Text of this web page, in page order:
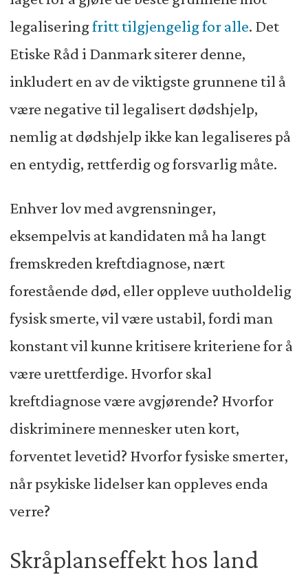
legaliseringfritt tilgjengelig for alle. Det
Etiske Råd i Danmark siterer denne,
inkludert en av de viktigste grunnene til å
være negative til legalisert dødshjelp,
nemlig at dødshjelp ikke kan legaliseres på
en entydig, rettferdig og forsvarlig måte.
Enhver lov med avgrensninger,
eksempelvis at kandidaten må ha langt
fremskreden kreftdiagnose, nært
forestående død, eller oppleve uutholdelig
fysisk smerte, vil være ustabil, fordi man
konstant vil kunne kritisere kriteriene for å
være urettferdige. Hvorfor skal
kreftdiagnose være avgjørende? Hvorfor
diskriminere mennesker uten kort,
forventet levetid? Hvorfor fysiske smerter,
når psykiske lidelser kan oppleves enda
verre?
Skråplanseffekt hos land